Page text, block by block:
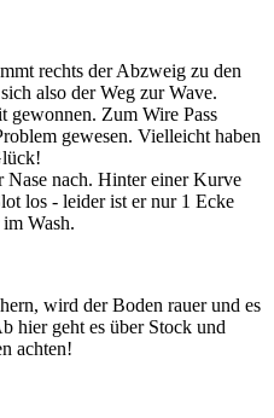
rechts der Abzweig zu den
also der Weg zur Wave.
gewonnen. Zum Wire Pass
gewesen. Vielleicht haben
nach. Hinter einer Kurve
los - leider ist er nur 1 Ecke
Wash.
wird der Boden rauer und es
hier geht es über Stock und
achten!